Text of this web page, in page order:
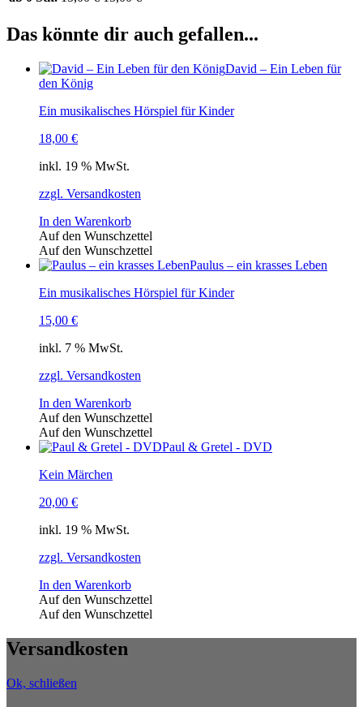
Das könnte dir auch gefallen...
David – Ein Leben für
den König
Ein musikalisches Hörspiel für Kinder
18,00 €
inkl. 19 % MwSt.
zzgl. Versandkosten
In den Warenkorb
Auf den Wunschzettel
Auf den Wunschzettel
Paulus – ein krasses Leben
Ein musikalisches Hörspiel für Kinder
15,00 €
inkl. 7 % MwSt.
zzgl. Versandkosten
In den Warenkorb
Auf den Wunschzettel
Auf den Wunschzettel
Paul & Gretel - DVD
Kein Märchen
20,00 €
inkl. 19 % MwSt.
zzgl. Versandkosten
In den Warenkorb
Auf den Wunschzettel
Auf den Wunschzettel
Versandkosten
Ok, schließen